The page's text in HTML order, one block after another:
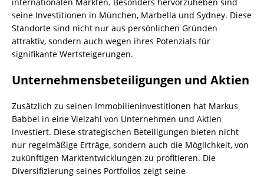
seine Investitionen in München, Marbella und Sydney. Diese
Standorte sind nicht nur aus persönlichen Gründen
attraktiv, sondern auch wegen ihres Potenzials für
signifikante Wertsteigerungen.
Unternehmensbeteiligungen und Aktien
Zusätzlich zu seinen Immobilieninvestitionen hat Markus
Babbel in eine Vielzahl von Unternehmen und Aktien
investiert. Diese strategischen Beteiligungen bieten nicht
nur regelmäßige Erträge, sondern auch die Möglichkeit, von
zukünftigen Marktentwicklungen zu profitieren. Die
Diversifizierung seines Portfolios zeigt seine